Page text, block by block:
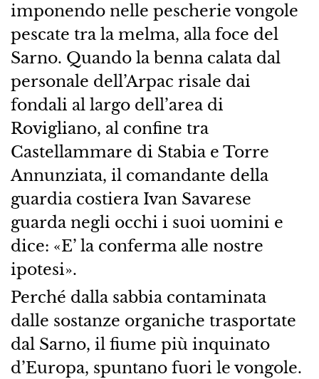
imponendo nelle pescherie vongole
pescate tra la melma, alla foce del
Sarno. Quando la benna calata dal
personale dell’Arpac risale dai
fondali al largo dell’area di
Rovigliano, al confine tra
Castellammare di Stabia e Torre
Annunziata, il comandante della
guardia costiera Ivan Savarese
guarda negli occhi i suoi uomini e
dice: «E’ la conferma alle nostre
ipotesi».
Perché dalla sabbia contaminata
dalle sostanze organiche trasportate
dal Sarno, il fiume più inquinato
d’Europa, spuntano fuori le vongole.